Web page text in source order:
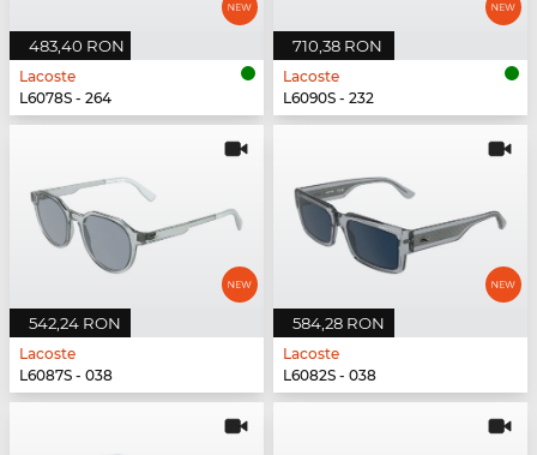
483,40 RON
Lacoste
L6078S - 264
710,38 RON
Lacoste
L6090S - 232
542,24 RON
Lacoste
L6087S - 038
584,28 RON
Lacoste
L6082S - 038